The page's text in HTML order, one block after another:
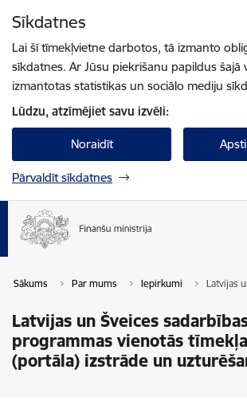
Sīkdatnes
Lai šī tīmekļvietne darbotos, tā izmanto
sīkdatnes. Ar Jūsu piekrišanu papildus šajā
izmantotas statistikas un sociālo mediju
Lūdzu, atzīmējiet savu izvēli:
Noraidīt
Pārvaldīt sīkdatnes
Sākums Par mums Iepirkumi Latvijas
Latvijas un Šveices
programmas vienotās
(portāla) izstrāde un